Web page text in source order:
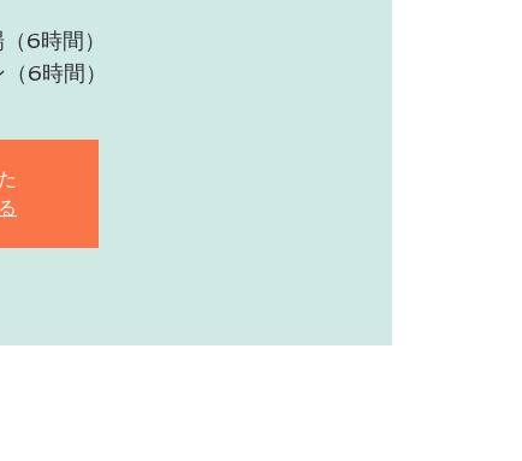
6時間）
6時間）